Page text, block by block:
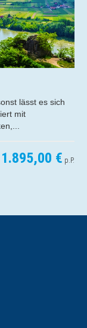
Genießen Sie